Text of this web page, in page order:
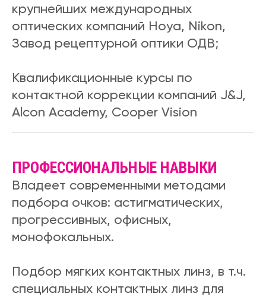
крупнейших международных
оптических компаний Hoya, Nikon,
Завод рецептурной оптики ОДВ;
Квалификационные курсы по
контактной коррекции компаний J&J,
Alcon Academy, Cooper Vision
ПРОФЕССИОНАЛЬНЫЕ НАВЫКИ
Владеет современными методами
подбора очков: астигматических,
прогрессивных, офисных,
монофокальных.
Подбор мягких контактных линз, в т.ч.
специальных контактных линз для